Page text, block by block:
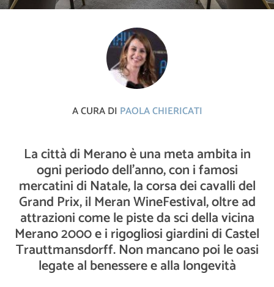
A CURA DI PAOLA CHIERICATI
La città di Merano è una meta ambita in
ogni periodo dell'anno, con i famosi
mercatini di Natale, la corsa dei cavalli del
Grand Prix, il Meran WineFestival, oltre ad
attrazioni come le piste da sci della vicina
Merano 2000 e i rigogliosi giardini di Castel
Trauttmansdorff. Non mancano poi le oasi
legate al benessere e alla longevità